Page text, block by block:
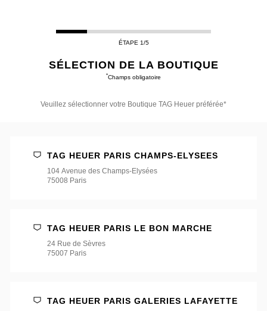
ÉTAPE 1/5
SÉLECTION DE LA BOUTIQUE
*Champs obligatoire
Veuillez sélectionner votre Boutique TAG Heuer préférée*
Boutique
TAG HEUER PARIS CHAMPS-ELYSEES
104 Avenue des Champs-Elysées
75008 Paris
TAG HEUER PARIS LE BON MARCHE
24 Rue de Sèvres
75007 Paris
TAG HEUER PARIS GALERIES LAFAYETTE